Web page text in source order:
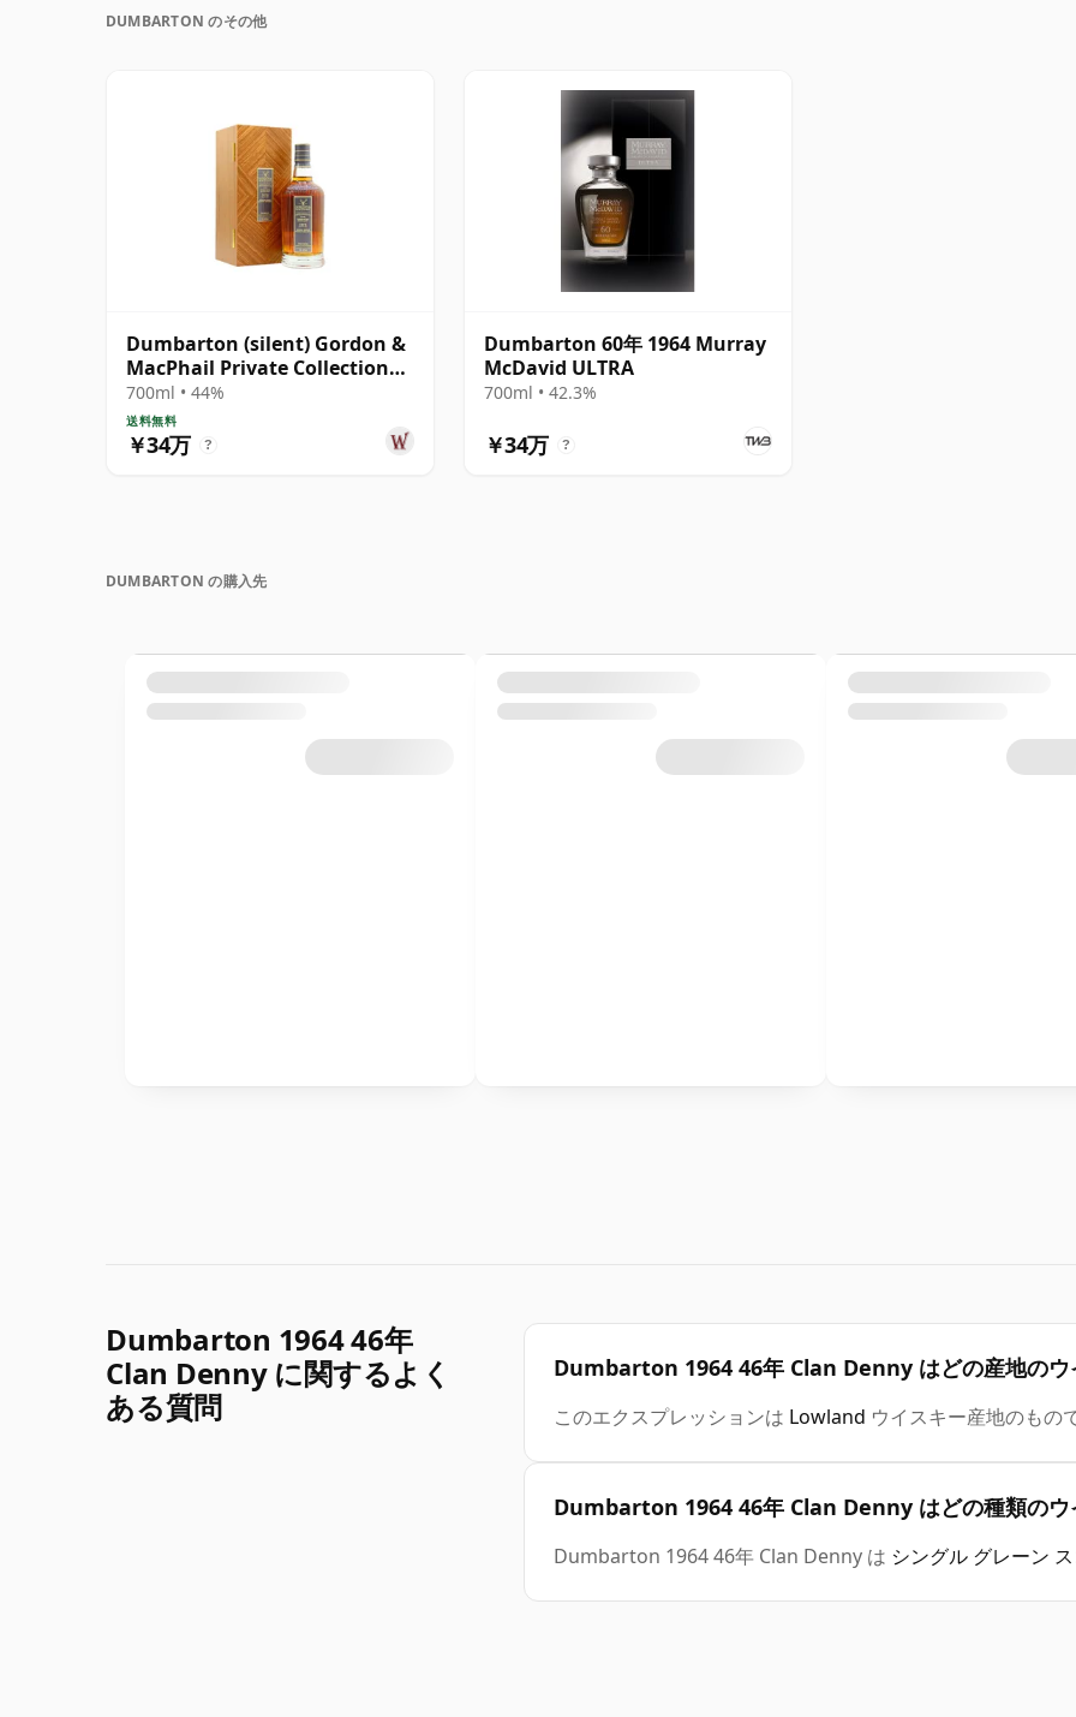
DUMBARTON のその他
Dumbarton (silent) Gordon &
MacPhail Private Collection
Single Cask # 1975 45年
700ml • 44%
送料無料
￥34万 ?
Dumbarton 60年 1964 Murray
McDavid ULTRA
700ml • 42.3%
￥34万 ?
DUMBARTON の購入先
Dumbarton 1964 46年
Clan Denny に関するよく
ある質問
Dumbarton 1964 46年 Clan Denny はどの産地のウ
このエクスプレッションは Lowland ウイスキー産地のもの
Dumbarton 1964 46年 Clan Denny はどの種類のウ
Dumbarton 1964 46年 Clan Denny は シングル グレーン